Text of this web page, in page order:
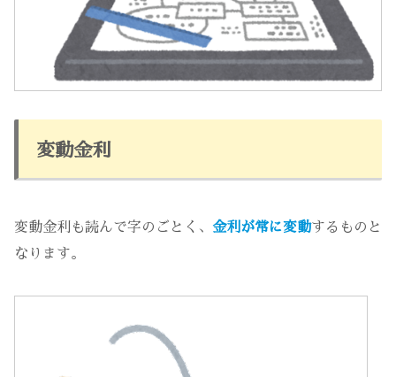
変動金利
変動金利も読んで字のごとく、 金利が常に変動するものと
なります。